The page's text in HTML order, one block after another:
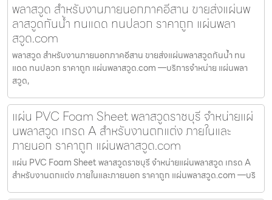
พลาสวูด สำหรับงานภายนอกภาคอีสาน ขายส่งแผ่นพ
ลาสวูดกันน้ำ ทนแดด ทนปลวก ราคาถูก แผ่นพลา
สวูด.com
พลาสวูด สำหรับงานภายนอกภาคอีสาน ขายส่งแผ่นพลาสวูดกันน้ำ ทน
แดด ทนปลวก ราคาถูก แผ่นพลาสวูด.com —บริการจำหน่าย แผ่นพลา
สวูด,
แผ่น PVC Foam Sheet พลาสวูดราชบุรี จำหน่ายแผ่
นพลาสวูด เกรด A สำหรับงานตกแต่ง ภายในและ
ภายนอก ราคาถูก แผ่นพลาสวูด.com
แผ่น PVC Foam Sheet พลาสวูดราชบุรี จำหน่ายแผ่นพลาสวูด เกรด A
สำหรับงานตกแต่ง ภายในและภายนอก ราคาถูก แผ่นพลาสวูด.com —บริ